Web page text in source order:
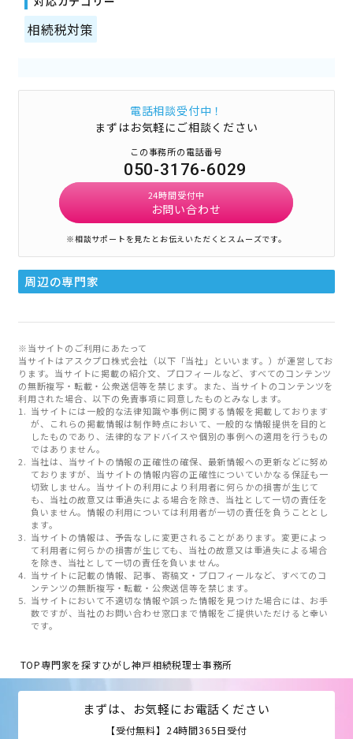
相続税対策
電話相談受付中！
まずはお気軽にご相談ください
この事務所の電話番号
050-3176-6029
24時間受付中
お問い合わせ
※相談サポートを見たとお伝えいただくとスムーズです。
周辺の専門家
※当サイトのご利用にあたって
当サイトはアスクプロ株式会社（以下「当社」といいます。）が運営してお
ります。当サイトに掲載の紹介文、プロフィールなど、すべてのコンテンツ
の無断複写・転載・公衆送信等を禁じます。また、当サイトのコンテンツを
利用された場合、以下の免責事項に同意したものとみなします。
当サイトには一般的な法律知識や事例に関する情報を掲載しております
が、これらの掲載情報は制作時点において、一般的な情報提供を目的と
したものであり、法律的なアドバイスや個別の事例への適用を行うもの
ではありません。
当社は、当サイトの情報の正確性の確保、最新情報への更新などに努め
ておりますが、当サイトの情報内容の正確性についていかなる保証も一
切致しません。当サイトの利用により利用者に何らかの損害が生じて
も、当社の故意又は重過失による場合を除き、当社として一切の責任を
負いません。情報の利用については利用者が一切の責任を負うこととし
ます。
当サイトの情報は、予告なしに変更されることがあります。変更によっ
て利用者に何らかの損害が生じても、当社の故意又は重過失による場合
を除き、当社として一切の責任を負いません。
当サイトに記載の情報、記事、寄稿文・プロフィールなど、すべてのコ
ンテンツの無断複写・転載・公衆送信等を禁じます。
当サイトにおいて不適切な情報や誤った情報を見つけた場合には、お手
数ですが、当社のお問い合わせ窓口まで情報をご提供いただけると幸い
です。
TOP専門家を探すひがし神戸相続税理士事務所
まずは、お気軽にお電話ください
【受付無料】24時間365日受付